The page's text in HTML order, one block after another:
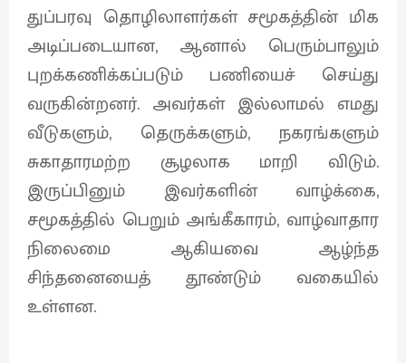
துப்பரவு தொழிலாளர்கள் சமூகத்தின் மிக
அடிப்படையான, ஆனால் பெரும்பாலும்
புறக்கணிக்கப்படும் பணியைச் செய்து
வருகின்றனர். அவர்கள் இல்லாமல் எமது
வீடுகளும், தெருக்களும், நகரங்களும்
சுகாதாரமற்ற சூழலாக மாறி விடும்.
இருப்பினும் இவர்களின் வாழ்க்கை,
சமூகத்தில் பெறும் அங்கீகாரம், வாழ்வாதார
நிலைமை ஆகியவை ஆழ்ந்த
சிந்தனையைத் தூண்டும் வகையில்
உள்ளன.